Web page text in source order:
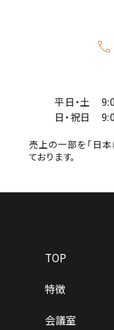
平日・土
日・祝日
売上の一部を「日
ております。
TOP
特徴
会議室